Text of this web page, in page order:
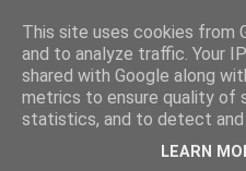
This site uses cookies from
and to analyze traffic. Your
shared with Google along
metrics to ensure quality of
statistics, and to detect and
LEARN